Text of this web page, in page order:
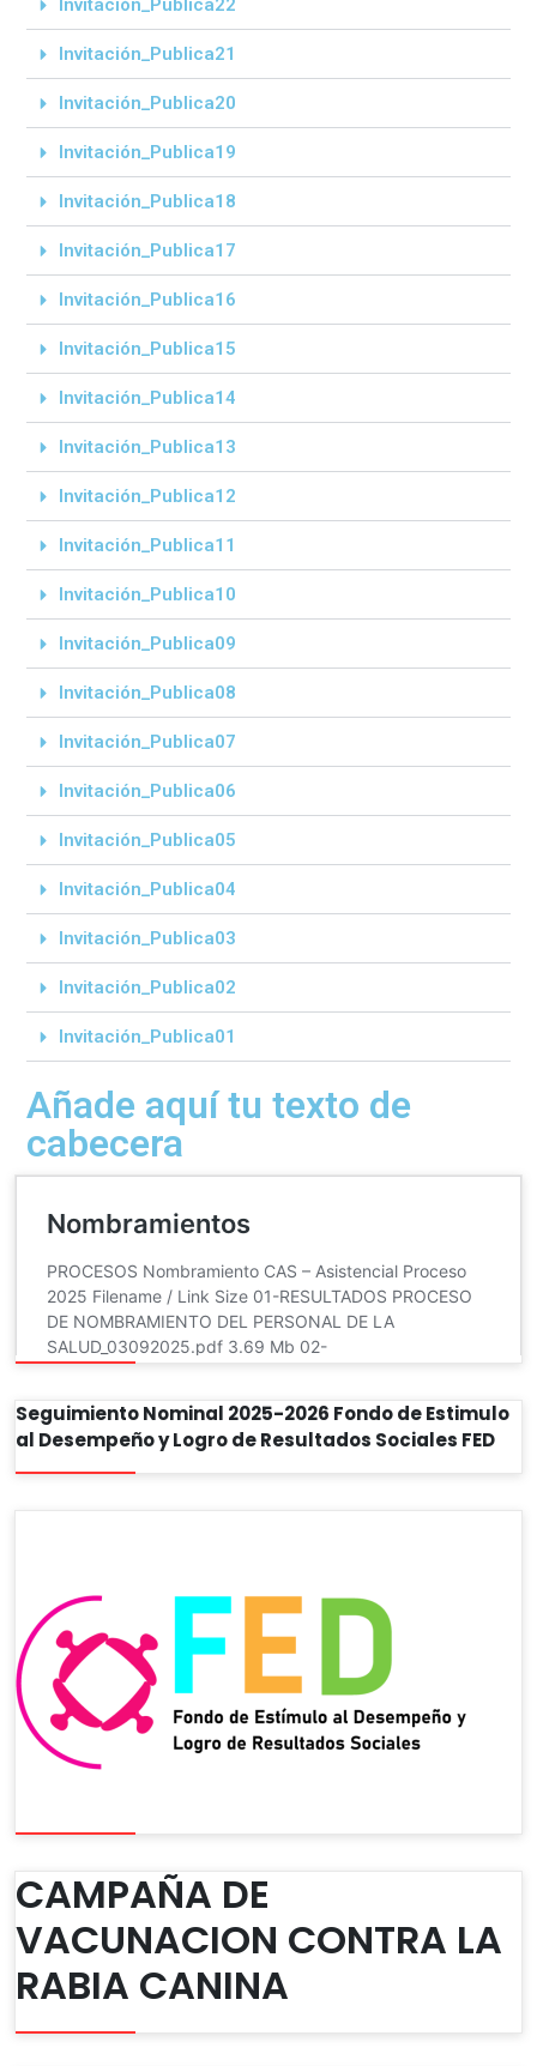
Invitación_Publica22
Invitación_Publica21
Invitación_Publica20
Invitación_Publica19
Invitación_Publica18
Invitación_Publica17
Invitación_Publica16
Invitación_Publica15
Invitación_Publica14
Invitación_Publica13
Invitación_Publica12
Invitación_Publica11
Invitación_Publica10
Invitación_Publica09
Invitación_Publica08
Invitación_Publica07
Invitación_Publica06
Invitación_Publica05
Invitación_Publica04
Invitación_Publica03
Invitación_Publica02
Invitación_Publica01
Añade aquí tu texto de
cabecera
Seguimiento Nominal 2025-2026 Fondo de Estimulo
al Desempeño y Logro de Resultados Sociales FED
CAMPAÑA DE
VACUNACION CONTRA LA
RABIA CANINA